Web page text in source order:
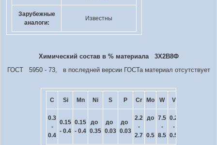
Зарубежные
аналоги:
Известны
Химический состав в % материала 3Х2В8Ф
ГОСТ 5950 - 73, в последней версии ГОСТа материал отсутствует
C Si Mn Ni S P Cr Mo W V
0.3
-
0.4
0.15
- 0.4
0.15
- 0.4
до
0.35
до
0.03
до
0.03
2.2
-
2.7
до
0.5
7.5
-
8.5
0.2
-
0.5